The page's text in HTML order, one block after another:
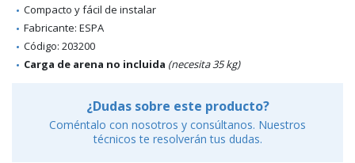
Compacto y fácil de instalar
Fabricante: ESPA
Código: 203200
Carga de arena no incluida (necesita 35 kg)
¿Dudas sobre este producto?
Coméntalo con nosotros y consúltanos. Nuestros
técnicos te resolverán tus dudas.